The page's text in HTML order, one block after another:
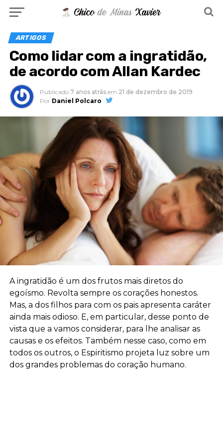
ARTIGOS
Como lidar com a ingratidão,
de acordo com Allan Kardec
Publicado 7 anos atrás em 21 de dezembro de 2019
Por Daniel Polcaro
A ingratidão é um dos frutos mais diretos do
egoísmo. Revolta sempre os corações honestos.
Mas, a dos filhos para com os pais apresenta caráter
ainda mais odioso. E, em particular, desse ponto de
vista que a vamos considerar, para lhe analisar as
causas e os efeitos. Também nesse caso, como em
todos os outros, o Espiritismo projeta luz sobre um
dos grandes problemas do coração humano.